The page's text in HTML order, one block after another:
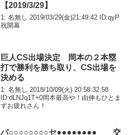
【2019/3/29】
1: 名無し 2019/03/29(金)21:49:42 ID:qyP
祝開幕
巨人CS出場決定 岡本の２本塁
打で勝利を勝ち取り、CS出場を
決める
1: 名無し 2018/10/09(火) 20:58:32.58
ID:dLNJq1T+0岡本最高や！由伸もひとま
ずお疲れさん！
パ○○○○○○○○セ●●●●●●●● 交